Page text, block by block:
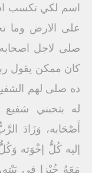
اسم لكي تكسب
على الارض وما
صلى لاجل
كان ممكن يقول
ده صلى لهم
له بتحبني
أَصْحَابه، وَزَادَ
إليه كُلُّ إخْوَته
مَعَهُ خُبْزا في